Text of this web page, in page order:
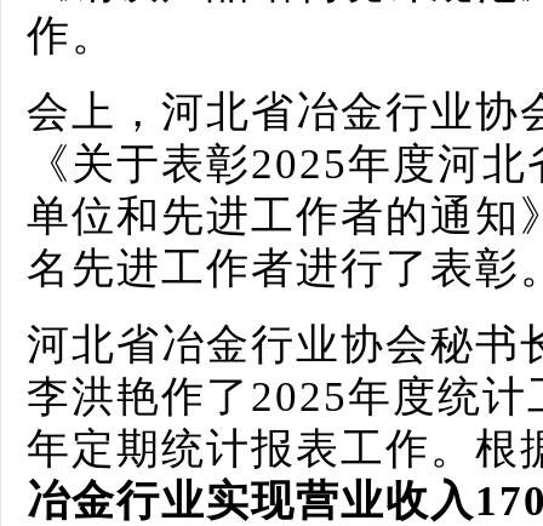
作。
会上，河北省冶金行业协
《关于表彰2025年度河
单位和先进工作者的通知
名先进工作者进行了表彰
河北省冶金行业协会秘书
李洪艳作了2025年度统
年定期统计报表工作。根
冶金行业实现营业收入